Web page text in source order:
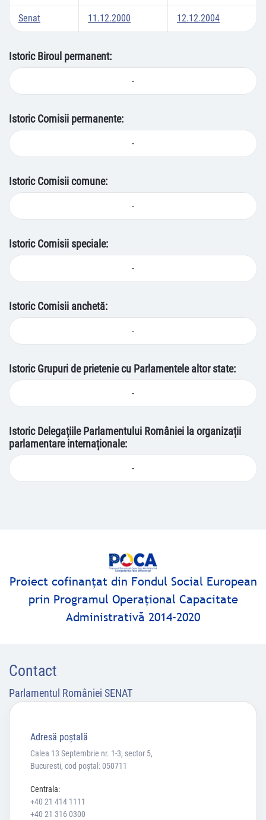
Senat 11.12.2000 12.12.2004
Istoric Biroul permanent:
-
Istoric Comisii permanente:
-
Istoric Comisii comune:
-
Istoric Comisii speciale:
-
Istoric Comisii anchetă:
-
Istoric Grupuri de prietenie cu Parlamentele altor state:
-
Istoric Delegațiile Parlamentului României la organizații
parlamentare internaționale:
-
Proiect cofinanţat din Fondul Social European
prin Programul Operaţional Capacitate
Administrativă 2014-2020
Contact
Parlamentul României SENAT
Adresă poştală
Calea 13 Septembrie nr. 1-3, sector 5,
Bucuresti, cod poștal: 050711
Centrala:
+40 21 414 1111
+40 21 316 0300